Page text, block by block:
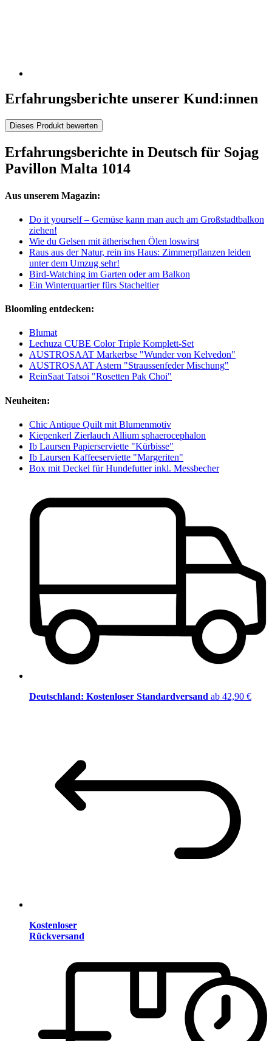
Erfahrungsberichte unserer Kund:innen
Dieses Produkt bewerten
Erfahrungsberichte in Deutsch für Sojag
Pavillon Malta 1014
Aus unserem Magazin:
Do it yourself – Gemüse kann man auch am Großstadtbalkon
ziehen!
Wie du Gelsen mit ätherischen Ölen loswirst
Raus aus der Natur, rein ins Haus: Zimmerpflanzen leiden
unter dem Umzug sehr!
Bird-Watching im Garten oder am Balkon
Ein Winterquartier fürs Stacheltier
Bloomling entdecken:
Blumat
Lechuza CUBE Color Triple Komplett-Set
AUSTROSAAT Markerbse "Wunder von Kelvedon"
AUSTROSAAT Astern "Straussenfeder Mischung"
ReinSaat Tatsoi "Rosetten Pak Choi"
Neuheiten:
Chic Antique Quilt mit Blumenmotiv
Kiepenkerl Zierlauch Allium sphaerocephalon
Ib Laursen Papierserviette "Kürbisse"
Ib Laursen Kaffeeserviette "Margeriten"
Box mit Deckel für Hundefutter inkl. Messbecher
Deutschland: Kostenloser Standardversand ab 42,90 €
Kostenloser
Rückversand